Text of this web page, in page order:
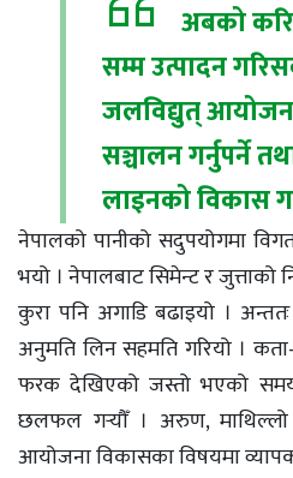
अबको
सम्म उत्पादन
जलविद्युत्
सञ्चालन गर्नुपर्ने
लाइनको विकास
नेपालको पानीको सदुपयोगमा
भयो । नेपालबाट सिमेन्ट र जुत्ताको
कुरा पनि अगाडि बढाइयो ।
अनुमति लिन सहमति गरियो ।
फरक देखिएको जस्तो भएको
छलफल गर्‍यौँ । अरुण, माथिल्लो
आयोजना विकासका विषयमा व्यापक